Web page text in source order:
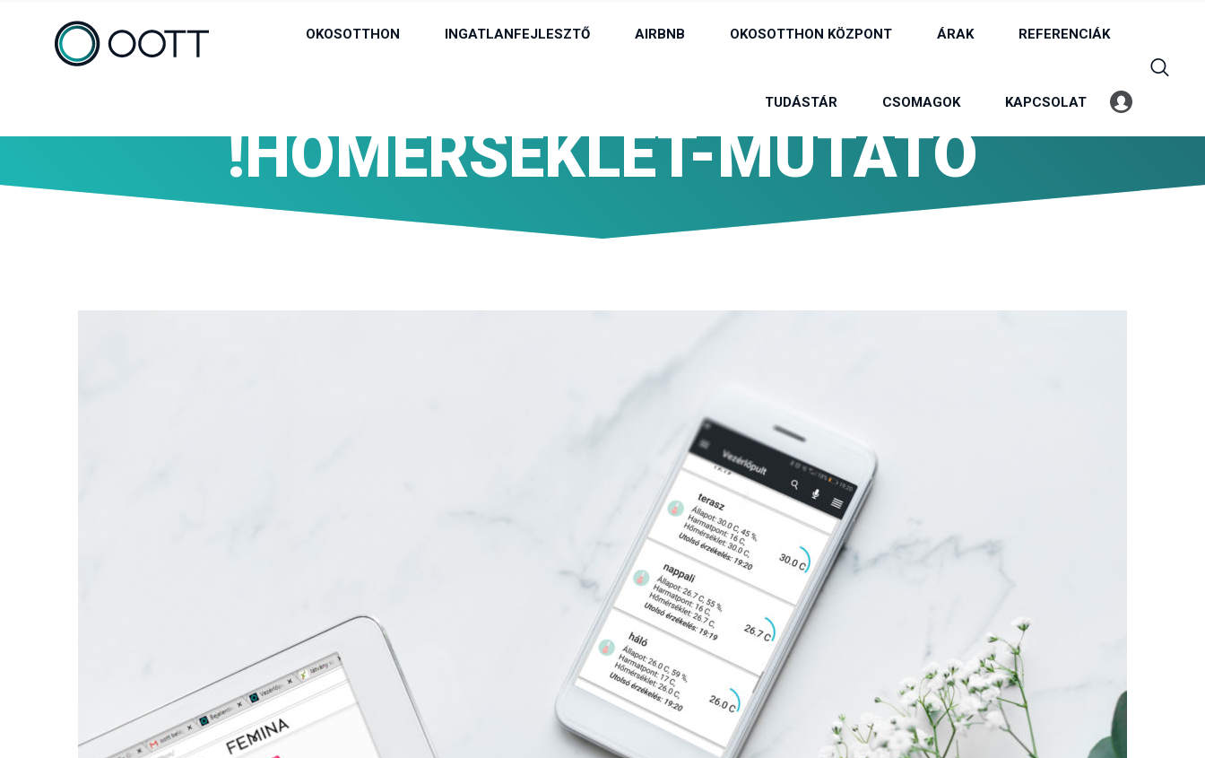
OKOSOTTHON INGATLANFEJLESZTŐ AIRBNB OKOSOTTHON KÖZPONT ÁRAK REFERENCIÁK
TUDÁSTÁR CSOMAGOK KAPCSOLAT Belépés
Profil
!HOMERSEKLET-MUTATO